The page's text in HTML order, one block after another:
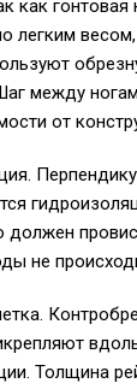
как
легким
между
от
должен
не
Толщина